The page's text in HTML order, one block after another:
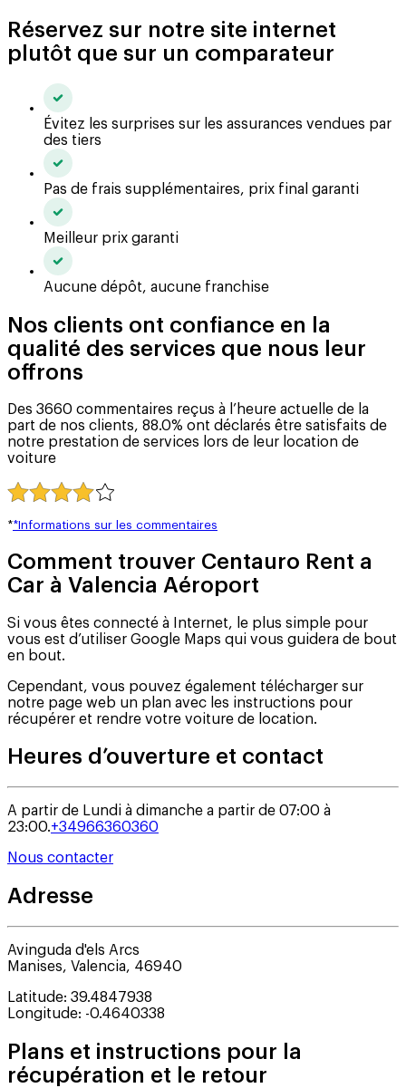
Réservez sur notre site internet
plutôt que sur un comparateur
Évitez les surprises sur les assurances vendues par
des tiers
Pas de frais supplémentaires, prix final garanti
Meilleur prix garanti
Aucune dépôt, aucune franchise
Nos clients ont confiance en la
qualité des services que nous leur
offrons
Des 3660 commentaires reçus à l’heure actuelle de la
part de nos clients, 88.0% ont déclarés être satisfaits de
notre prestation de services lors de leur location de
voiture
**Informations sur les commentaires
Comment trouver Centauro Rent a
Car à Valencia Aéroport
Si vous êtes connecté à Internet, le plus simple pour
vous est d’utiliser Google Maps qui vous guidera de bout
en bout.
Cependant, vous pouvez également télécharger sur
notre page web un plan avec les instructions pour
récupérer et rendre votre voiture de location.
Heures d’ouverture et contact
A partir de Lundi à dimanche a partir de 07:00 à
23:00.+34966360360
Nous contacter
Adresse
Avinguda d'els Arcs
Manises, Valencia, 46940
Latitude: 39.4847938
Longitude: -0.4640338
Plans et instructions pour la
récupération et le retour